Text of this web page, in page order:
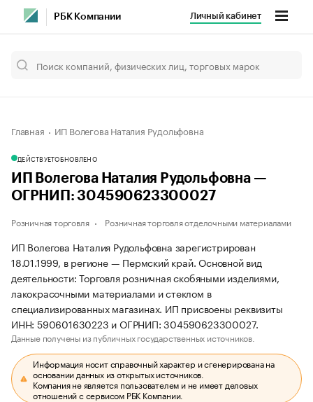
РБК Компании Личный кабинет
Главная ИП Волегова Наталия Рудольфовна
ДЕЙСТВУЕТОБНОВЛЕНО
ИП Волегова Наталия Рудольфовна —
ОГРНИП: 304590623300027
Розничная торговля Розничная торговля отделочными материалами
ИП Волегова Наталия Рудольфовна зарегистрирован
18.01.1999, в регионе — Пермский край. Основной вид
деятельности: Торговля розничная скобяными изделиями,
лакокрасочными материалами и стеклом в
специализированных магазинах. ИП присвоены реквизиты
ИНН: 590601630223 и ОГРНИП: 304590623300027.
Данные получены из публичных государственных источников.
Информация носит справочный характер и сгенерирована на
основании данных из открытых источников.
Компания не является пользователем и не имеет деловых
отношений с сервисом РБК Компании.